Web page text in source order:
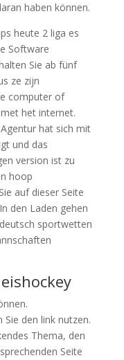
haben können.
heute 2 liga es
Software
Sie ab fünf
ze zijn
computer of
het internet.
hat sich mit
und das
version ist zu
hoop
auf dieser Seite
den Laden gehen
sportwetten
den link nutzen.
Thema, den
Seite